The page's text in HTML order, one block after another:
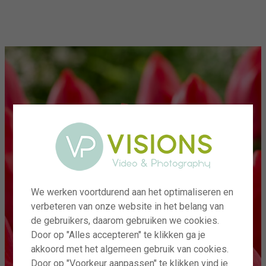
We werken voortdurend aan het optimaliseren en
verbeteren van onze website in het belang van
de gebruikers, daarom gebruiken we cookies.
Door op "Alles accepteren" te klikken ga je
akkoord met het algemeen gebruik van cookies.
Door op "Voorkeur aanpassen" te klikken vind je